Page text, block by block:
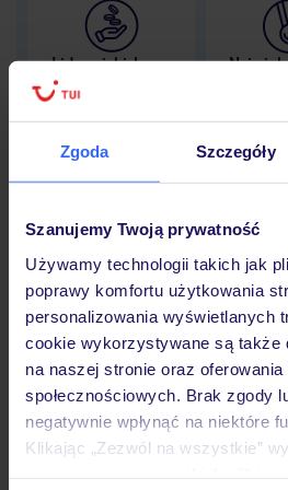
Zgoda Szczegóły
Szanujemy Twoją prywatność
Używamy technologii takich jak
poprawy komfortu użytkowania
personalizowania wyświetlanych
cookie wykorzystywane są także
na naszej stronie oraz
społecznościowych. Brak zgody
negatywnie wpłynąć na niektóre
Klikając „Zezwól na wszystkie”
Lider niskich cen
Hotel
Opinie
Pokoje